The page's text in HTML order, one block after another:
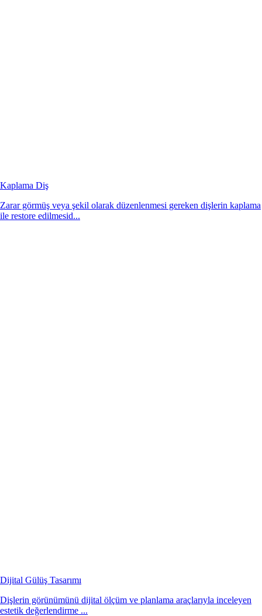
Kaplama Diş
Zarar görmüş veya şekil olarak düzenlenmesi gereken dişlerin kaplama
ile restore edilmesid...
Dijital Gülüş Tasarımı
Dişlerin görünümünü dijital ölçüm ve planlama araçlarıyla inceleyen
estetik değerlendirme ...